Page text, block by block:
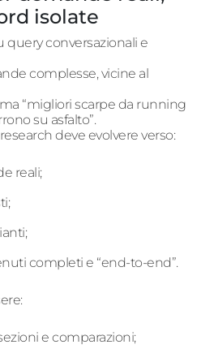
isolate
query conversazionali e
complesse, vicine al
“migliori scarpe da running
su asfalto”.
deve evolvere verso:
reali;
completi e “end-to-end”.
e comparazioni;